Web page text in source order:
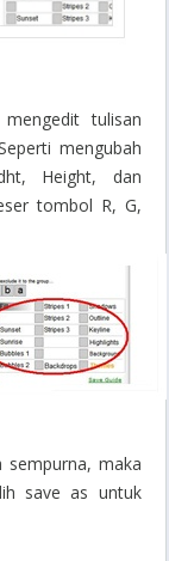
tulisan
mengubah
Height, dan
tombol R, G,
sempurna, maka
save as untuk